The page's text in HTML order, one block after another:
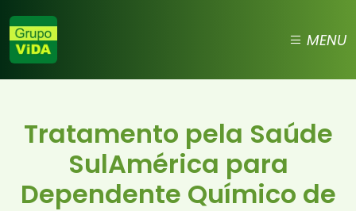
MENU
Tratamento pela Saúde
SulAmérica para
Dependente Químico de